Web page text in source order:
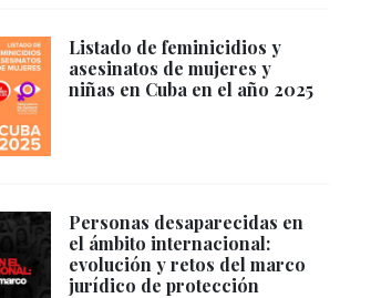
Listado de feminicidios y
asesinatos de mujeres y
niñas en Cuba en el año 2025
Personas desaparecidas en
el ámbito internacional:
evolución y retos del marco
jurídico de protección